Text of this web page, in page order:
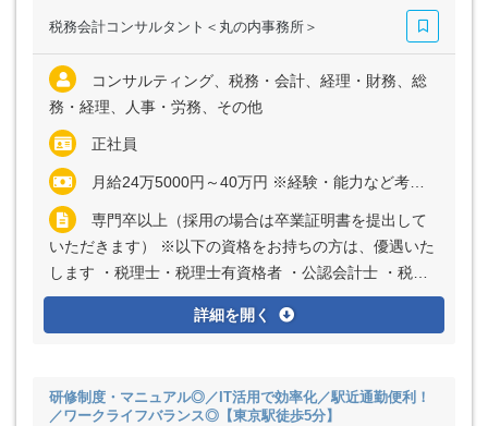
税務会計コンサルタント＜丸の内事務所＞
コンサルティング、税務・会計、経理・財務、総
務・経理、人事・労務、その他
正社員
月給24万5000円～40万円 ※経験・能力など考慮の上、決定いたします ※上記に固定残業代（月20時間分＝3万2000円～5万2000円）を含む ※超過分は別途全額支給
専門卒以上（採用の場合は卒業証明書を提出して
いただきます） ※以下の資格をお持ちの方は、優遇いた
します ・税理士・税理士有資格者 ・公認会計士 ・税理
士試験科目合格者 ・税理士試験受験経験者
詳細を開く
研修制度・マニュアル◎／IT活用で効率化／駅近通勤便利！
／ワークライフバランス◎【東京駅徒歩5分】